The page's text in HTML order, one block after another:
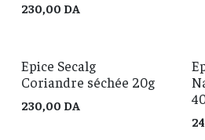
230,00 DA
Epice Secalg
Coriandre séchée 20g
230,00 DA